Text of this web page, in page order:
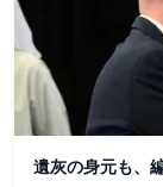
遺灰の身元も、